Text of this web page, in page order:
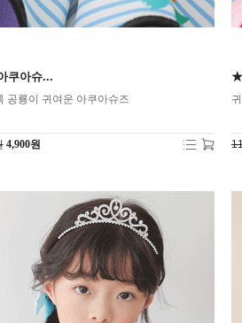
쿠아슈...
공룡이 귀여운 아쿠아슈즈
4,900원
★